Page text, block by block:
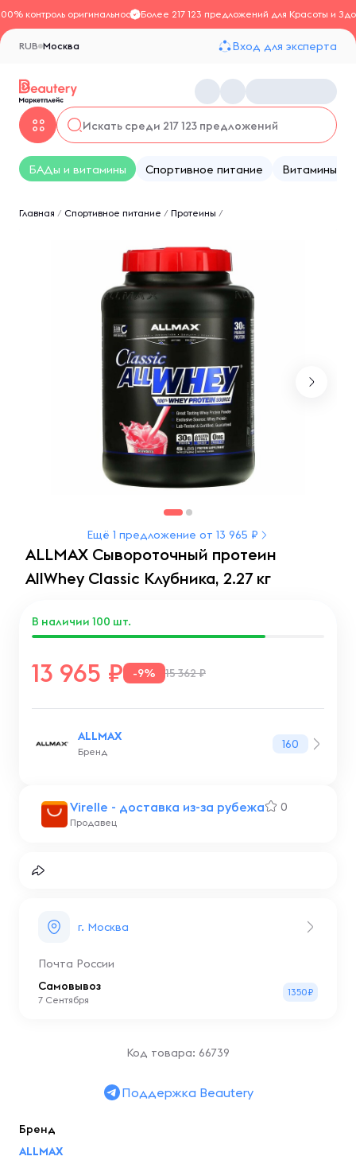
контроль оригинальностиБолее 217 123 предложений для Красоты и
Москва
RUB Вход для эксперта
БАДы и витамины Спортивное питание Витамины
Главная / Спортивное питание / Протеины /
Ещё 1 предложение от 13 965 ₽
ALLMAX Сывороточный протеин
AllWhey Classic Клубника, 2.27 кг
Virelle - доставка из-за рубежа 0
Продавец
13 965 -9% 15 362 ₽
В наличии 100 шт.
ALLMAX
Бренд
160
г. Москва
Почта России
Самовывоз
7 Сентября
1350₽
Код товара: 66739
Поддержка Beautery
Бренд
ALLMAX